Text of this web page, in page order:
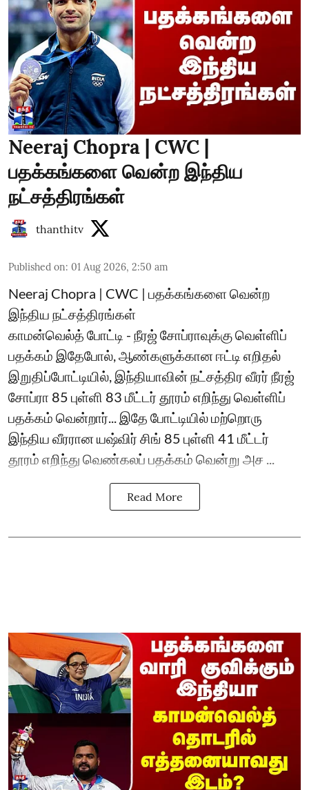
Neeraj Chopra | CWC |
பதக்கங்களை வென்ற இந்திய
நட்சத்திரங்கள்
thanthitv
Published on: 01 Aug 2026, 2:50 am
Neeraj Chopra | CWC | பதக்கங்களை வென்ற
இந்திய நட்சத்திரங்கள்
காமன்வெல்த் போட்டி - நீரஜ் சோப்ராவுக்கு வெள்ளிப்
பதக்கம் இதேபோல், ஆண்களுக்கான ஈட்டி எறிதல்
இறுதிப்போட்டியில், இந்தியாவின் நட்சத்திர வீரர் நீரஜ்
சோப்ரா 85 புள்ளி 83 மீட்டர் தூரம் எறிந்து வெள்ளிப்
பதக்கம் வென்றார்... இதே போட்டியில் மற்றொரு
இந்திய வீரரான யஷ்விர் சிங் 85 புள்ளி 41 மீட்டர்
தூரம் எறிந்து வெண்கலப் பதக்கம் வென்று அச ...
Read More